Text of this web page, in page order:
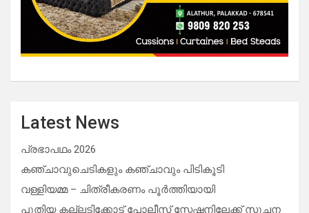
Latest News
പ്രഭാപഥം 2026
കഞ്ചാവുചെടികളും കഞ്ചാവും പിടികൂടി
വള്ളിയമ്മ – ചിത്രീകരണം പൂർത്തിയായി
പുതിയ കല്ലടിക്കോട് പോലീസ് സ്റ്റേഷനിലേക്ക് സൂചന